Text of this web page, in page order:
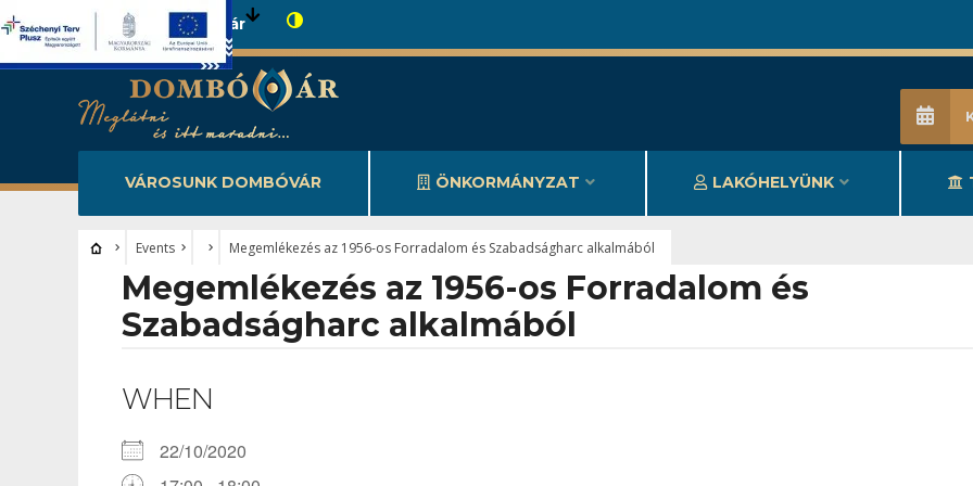
Városunk Dombóvár
VÁROSUNK DOMBÓVÁR ÖNKORMÁNYZAT LAKÓHELYÜNK
Events Megemlékezés az 1956-os Forradalom és Szabadságharc alkalmából
Megemlékezés az 1956-os Forradalom és
Szabadságharc alkalmából
WHEN
22/10/2020